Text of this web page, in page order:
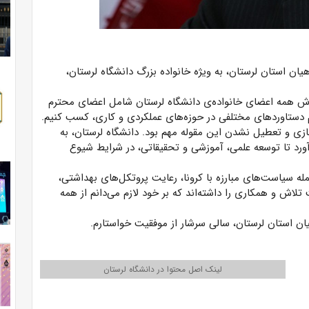
استان لرستان، به ویژه خانواده بزرگ دانشگاه لرستان،
همه اعضای خانواده‌ی دانشگاه لرستان شامل اعضای محترم
دستاوردهای مختلفی در حوزه‌های عملکردی و کاری، کسب کنیم.
و تعطیل نشدن این مقوله مهم بود. دانشگاه لرستان، به
تا توسعه علمی، آموزشی و تحقیقاتی، در شرایط شیوع
مبارزه با کرونا، رعایت پروتکل‌های بهداشتی،
تلاش و همکاری را داشته‌اند که بر خود لازم می‌دانم از همه
استان لرستان، سالی سرشار از موفقیت خواستارم.
لینک اصل محتوا در دانشگاه لرستان